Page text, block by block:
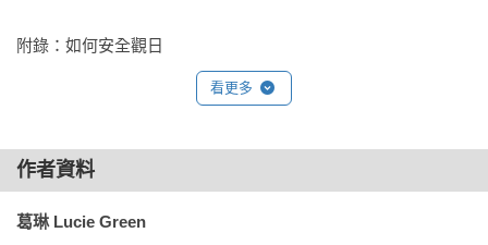
附錄：如何安全觀日
看更多
作者資料
葛琳 Lucie Green